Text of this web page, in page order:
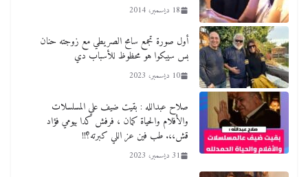
18 ديسمبر، 2014
أول صورة تجمع سامح الصريطي مع زوجته حنان
بس سيبكوا هو محظوظ للأسباب دي
10 ديسمبر، 2023
صلاح عبدالله : بقيت ضيف علي المسلسلات
والأفلام والحياة كمان ، فرفش كدا بيومي فؤاد
قش،،. طب فين عز اللي كبرته؟!!
31 ديسمبر، 2023